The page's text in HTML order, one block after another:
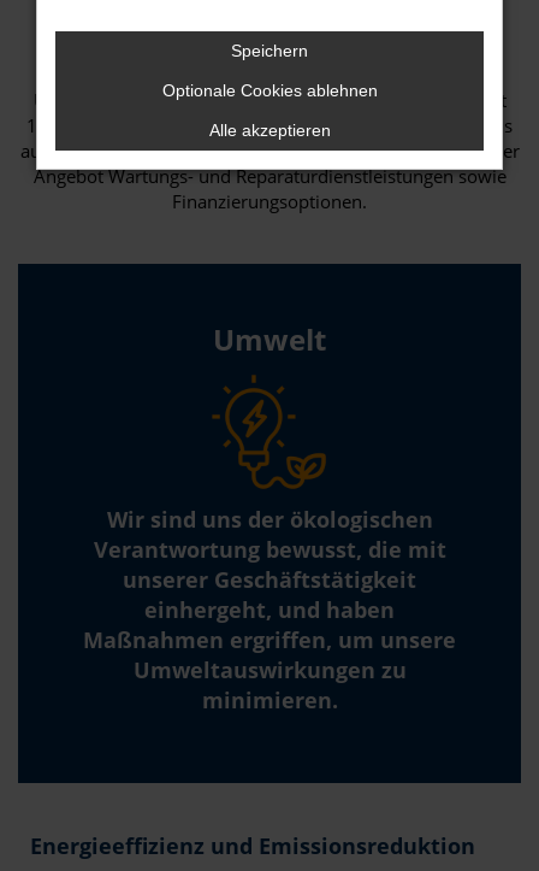
Unternehmensführungoffen.
Unternehmen mit Sitz in 94362 Neukirchen. Wir sind seit
1984 im Automobilsektor tätig und bieten sowohl Neu- als
auch Gebrauchtfahrzeuge an. Darüber hinaus umfasst unser
Angebot Wartungs- und Reparaturdienstleistungen sowie
Finanzierungsoptionen.
Umwelt
Wir sind uns der ökologischen
Verantwortung bewusst, die mit
unserer Geschäftstätigkeit
einhergeht, und haben
Maßnahmen ergriffen, um unsere
Umweltauswirkungen zu
minimieren.
Energieeffizienz und Emissionsreduktion
Speichern
Optionale Cookies ablehnen
Alle akzeptieren